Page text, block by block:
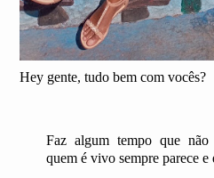
Hey gente, tudo bem com vocês?
Faz algum tempo que
quem é vivo sempre parece e